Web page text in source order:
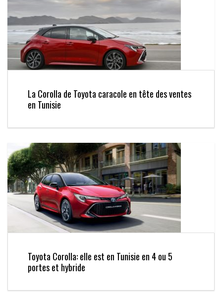
La Corolla de Toyota caracole en tête des ventes
en Tunisie
Toyota Corolla: elle est en Tunisie en 4 ou 5
portes et hybride